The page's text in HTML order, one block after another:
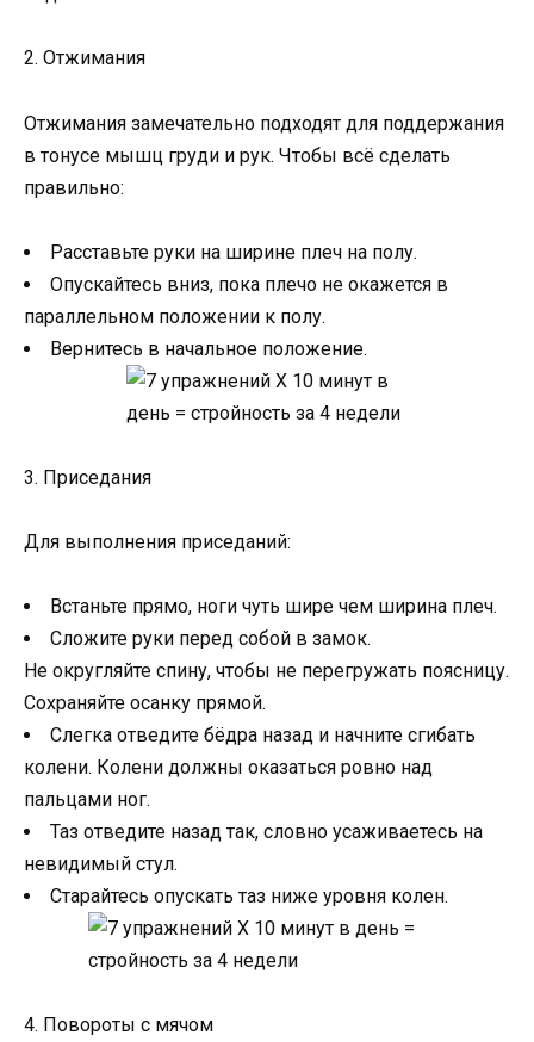
2. Отжимания
Отжимания замечательно подходят для поддержания
в тонусе мышц груди и рук. Чтобы всё сделать
правильно:
Расставьте руки на ширине плеч на полу.
Опускайтесь вниз, пока плечо не окажется в
параллельном положении к полу.
Вернитесь в начальное положение.
3. Приседания
Для выполнения приседаний:
Встаньте прямо, ноги чуть шире чем ширина плеч.
Сложите руки перед собой в замок.
Не округляйте спину, чтобы не перегружать поясницу.
Сохраняйте осанку прямой.
Слегка отведите бёдра назад и начните сгибать
колени. Колени должны оказаться ровно над
пальцами ног.
Таз отведите назад так, словно усаживаетесь на
невидимый стул.
Старайтесь опускать таз ниже уровня колен.
4. Повороты с мячом